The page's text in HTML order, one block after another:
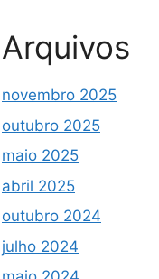
Arquivos
novembro 2025
outubro 2025
maio 2025
abril 2025
outubro 2024
julho 2024